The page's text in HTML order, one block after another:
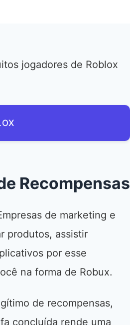
jogadores de Roblox
Recompensas
de marketing e
produtos, assistir
por esse
na forma de Robux.
de recompensas,
concluída rende uma